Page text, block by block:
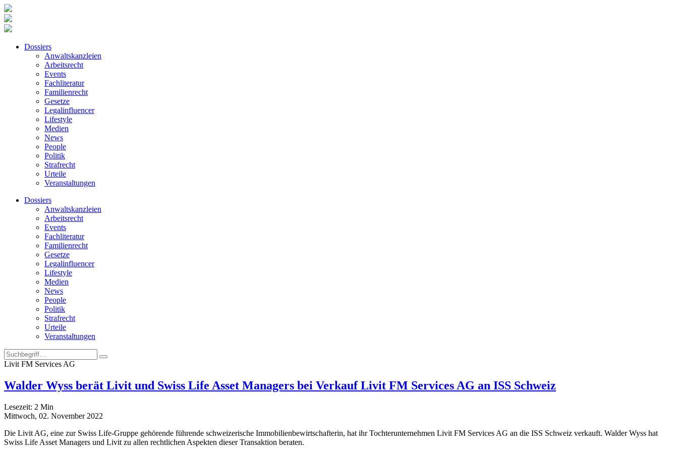
Dossiers
Anwaltskanzleien
Arbeitsrecht
Events
Fachliteratur
Familienrecht
Gesetze
Legalinfluencer
Lifestyle
Medien
News
People
Politik
Strafrecht
Urteile
Veranstaltungen
Dossiers
Anwaltskanzleien
Arbeitsrecht
Events
Fachliteratur
Familienrecht
Gesetze
Legalinfluencer
Lifestyle
Medien
News
People
Politik
Strafrecht
Urteile
Veranstaltungen
Livit FM Services AG
Walder Wyss berät Livit und Swiss Life Asset Managers bei Verkauf Livit FM Services AG an ISS Schweiz
Lesezeit: 2 Min
Mittwoch, 02. November 2022
Die Livit AG, eine zur Swiss Life-Gruppe gehörende führende schweizerische Immobilienbewirtschafterin, hat ihr Tochterunternehmen Livit FM Services AG an die ISS Schweiz verkauft. Walder Wyss hat
Swiss Life Asset Managers und Livit zu allen rechtlichen Aspekten dieser Transaktion beraten.